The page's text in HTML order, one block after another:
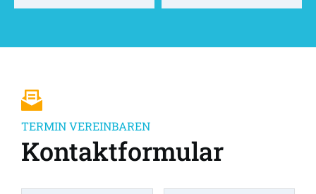
TERMIN VEREINBAREN
Kontaktformular